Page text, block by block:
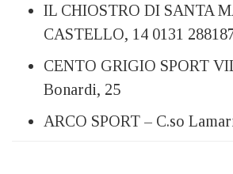
IL CHIOSTRO DI SANTA
CASTELLO, 14 0131
CENTO GRIGIO SPORT
Bonardi, 25
ARCO SPORT – C.so